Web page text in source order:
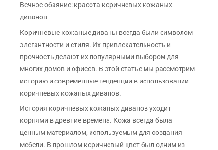
Вечное обаяние: красота коричневых кожаных
диванов
Коричневые кожаные диваны всегда были символом
элегантности и стиля. Их привлекательность и
прочность делают их популярными выбором для
многих домов и офисов. В этой статье мы рассмотрим
историю и современные тенденции в использовании
коричневых кожаных диванов.
История коричневых кожаных диванов уходит
корнями в древние времена. Кожа всегда была
ценным материалом, используемым для создания
мебели. В прошлом коричневый цвет был одним из